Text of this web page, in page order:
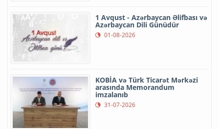
1 Avqust - Azərbaycan Əlifbası və
Azərbaycan Dili Günüdür
01-08-2026
KOBİA və Türk Ticarət Mərkəzi
arasında Memorandum
imzalanıb
31-07-2026